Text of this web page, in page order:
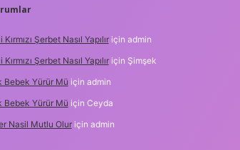
Şerbet Nasıl Yapılıriçin admin
Şerbet Nasıl Yapılıriçin Şimşek
Bebek Yürür Mü için admin
Bebek Yürür Mü için Ceyda
Nasil Mutlu Oluriçin admin